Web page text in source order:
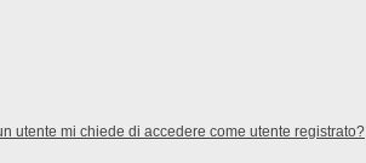
utente mi chiede di accedere come utente registrato?